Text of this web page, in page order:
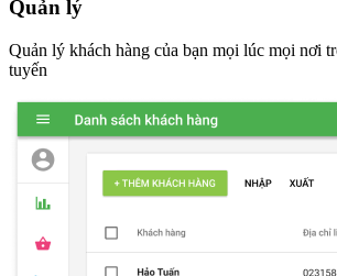
Quản lý
Quản lý khách hàng của bạn mọi lúc mọi nơi
tuyến